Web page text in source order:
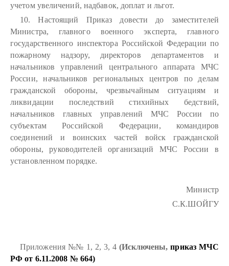
учетом увеличений, надбавок, доплат и льгот.
10. Настоящий Приказ довести до заместителей
Министра, главного военного эксперта, главного
государственного инспектора Российской Федерации по
пожарному надзору, директоров департаментов и
начальников управлений центрального аппарата МЧС
России, начальников региональных центров по делам
гражданской обороны, чрезвычайным ситуациям и
ликвидации последствий стихийных бедствий,
начальников главных управлений МЧС России по
субъектам Российской Федерации, командиров
соединений и воинских частей войск гражданской
обороны, руководителей организаций МЧС России в
установленном порядке.
Министр
С.К.ШОЙГУ
Приложения №№ 1, 2, 3, 4 (Исключены, приказМЧС
РФ от 6.11.2008 № 664)